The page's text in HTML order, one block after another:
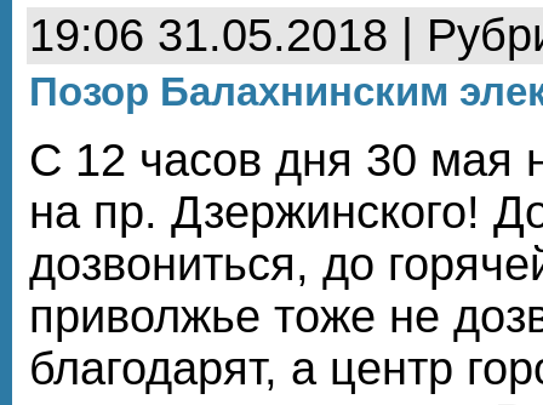
19:06 31.05.2018 |
Позор Балахнинским
С 12 часов дня 30 мая
на пр. Дзержинского!
дозвониться, до
приволжье тоже не
благодарят, а центр